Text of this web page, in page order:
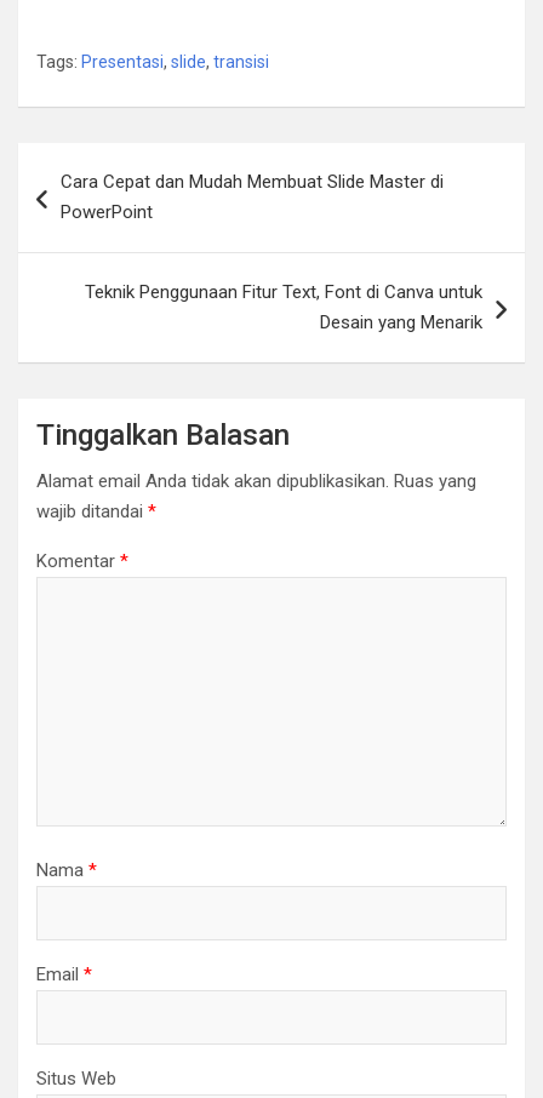
Tags: Presentasi, slide, transisi
posCara Cepat dan Mudah Membuat Slide Master di
PowerPoint
Teknik Penggunaan Fitur Text, Font di Canva untuk
Desain yang Menarik
Tinggalkan Balasan
Alamat email Anda tidak akan dipublikasikan. Ruas yang
wajib ditandai *
Komentar *
Nama *
Email *
Situs Web